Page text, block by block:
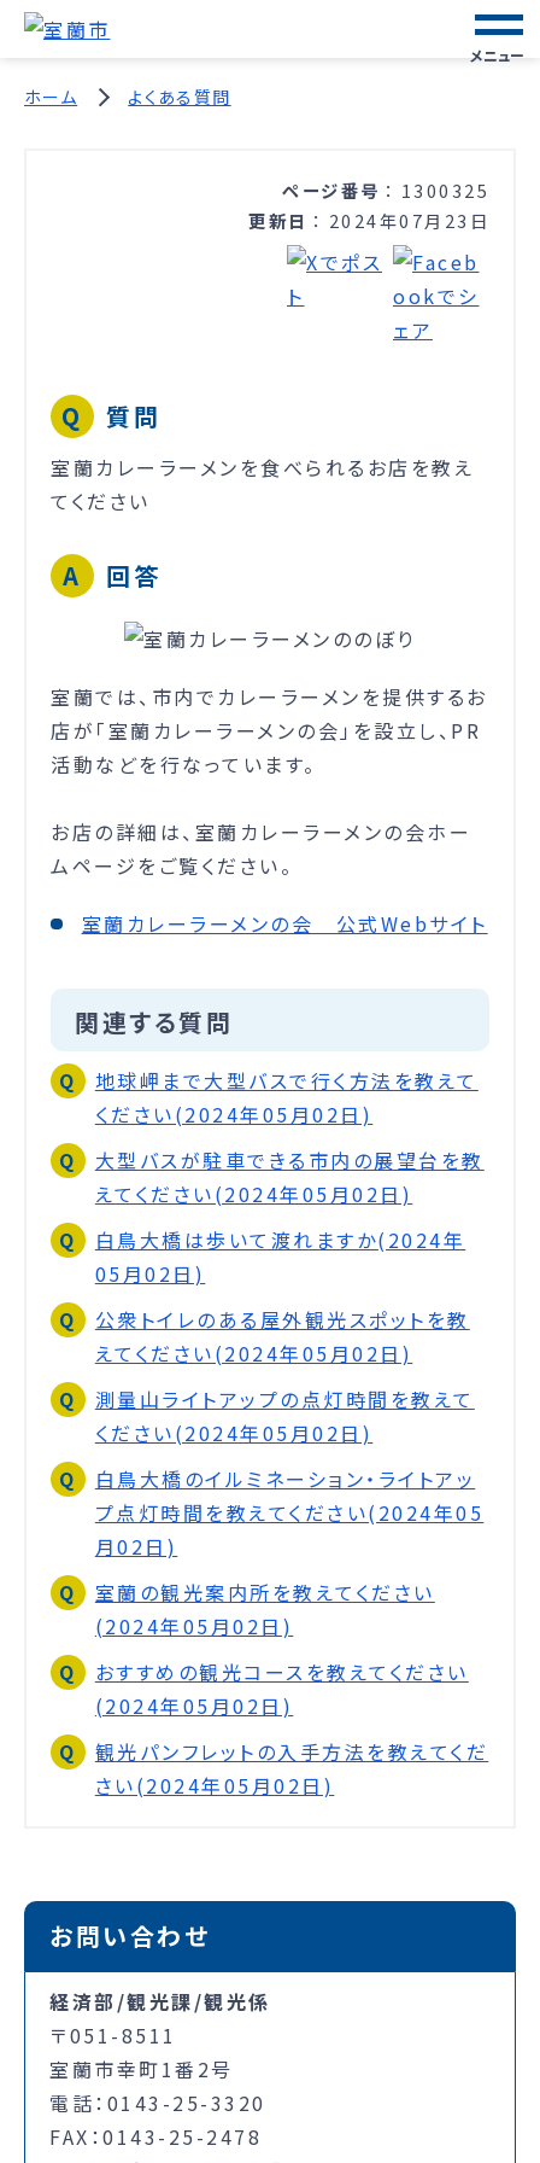
メニュー
ホーム よくある質問
ページ番号
1300325
更新日
2024年07月23日
質問
室蘭カレーラーメンを食べられるお店を教え
てください
回答
室蘭では、市内でカレーラーメンを提供するお
店が「室蘭カレーラーメンの会」を設立し、PR
活動などを行なっています。
お店の詳細は、室蘭カレーラーメンの会ホー
ムページをご覧ください。
室蘭カレーラーメンの会 公式Webサイト
関連する質問
地球岬まで大型バスで行く方法を教えて
ください(2024年05月02日)
大型バスが駐車できる市内の展望台を教
えてください(2024年05月02日)
白鳥大橋は歩いて渡れますか(2024年
05月02日)
公衆トイレのある屋外観光スポットを教
えてください(2024年05月02日)
測量山ライトアップの点灯時間を教えて
ください(2024年05月02日)
白鳥大橋のイルミネーション・ライトアッ
プ点灯時間を教えてください(2024年05
月02日)
室蘭の観光案内所を教えてください
(2024年05月02日)
おすすめの観光コースを教えてください
(2024年05月02日)
観光パンフレットの入手方法を教えてくだ
さい(2024年05月02日)
お問い合わせ
経済部/観光課/観光係
〒051-8511
室蘭市幸町1番2号
電話：0143-25-3320
FAX：0143-25-2478